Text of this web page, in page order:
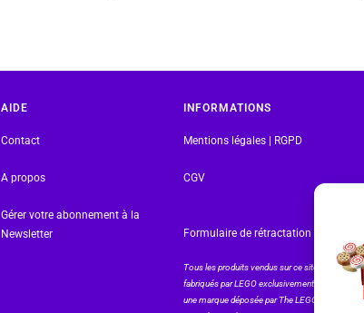
AIDE
Contact
A propos
Gérer votre abonnement à la
Newsletter
INFORMATIONS
Mentions légales | RGPD
CGV
Formulaire de rétractation
Tous les produits vendus sur ce site sont
fabriqués par LEGO exclusivement. LEGO® est
une marque déposée par The LEGO Group. Les